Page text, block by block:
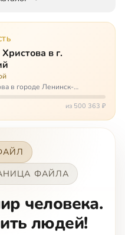
в г.
в городе Ленинск-
– совсем новый, он
сейчас храм может вообще
из 500 363 ₽
ФАЙЛА
человека.
людей!